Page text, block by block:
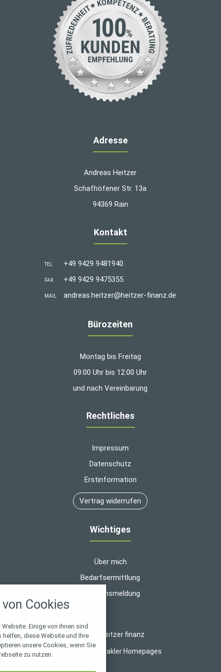
Adresse
Andreas Heitzer
Schafhöfener Str. 13a
94369 Rain
Kontakt
TEL +49 9429 9481940
FAX +49 9429 9475355
MAIL andreas.heitzer@heitzer-finanz.de
Bürozeiten
Montag bis Freitag
09:00 Uhr bis 12:00 Uhr
und nach Vereinbarung
Rechtliches
Impressum
Datenschutz
Erstinformation
Vertrag widerrufen
Wichtiges
Über mich
Bedarfsermittlung
Schadensmeldung
© 2026 heitzer finanz
Makler Homepages
Cookies
Einige von ihnen sind
diese Website und Ihre
unsere Cookies, wenn Sie
zu nutzen.
alle verwendeten Cookies und
zu blockieren.
Notwendig